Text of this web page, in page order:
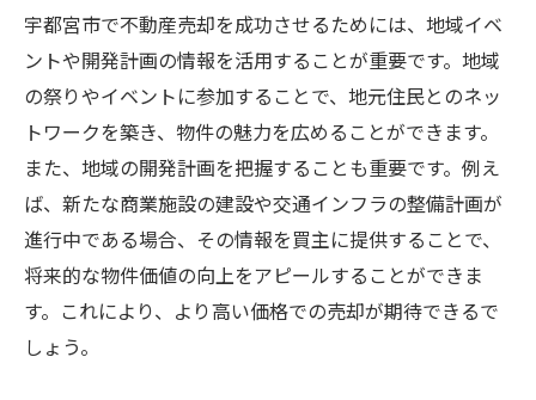
宇都宮市で不動産売却を成功させるためには、地域イベ
ントや開発計画の情報を活用することが重要です。地域
の祭りやイベントに参加することで、地元住民とのネッ
トワークを築き、物件の魅力を広めることができます。
また、地域の開発計画を把握することも重要です。例え
ば、新たな商業施設の建設や交通インフラの整備計画が
進行中である場合、その情報を買主に提供することで、
将来的な物件価値の向上をアピールすることができま
す。これにより、より高い価格での売却が期待できるで
しょう。